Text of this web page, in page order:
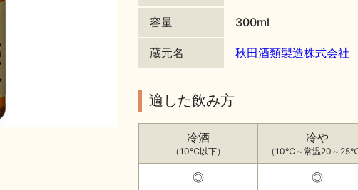
容量 300ml
蔵元名 秋田酒類製造株式会社
適した飲み方
冷酒
（10℃以下）
冷や
（10℃～常温20～
◎ ◎